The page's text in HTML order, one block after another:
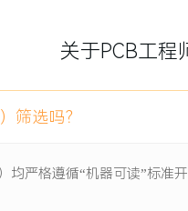
组网功能，在有限空
有器件摆放；优先规划
处理以降低噪声；优化
XXX%。
关于PCB工程
筛选吗？
均严格遵循“机器可读”标